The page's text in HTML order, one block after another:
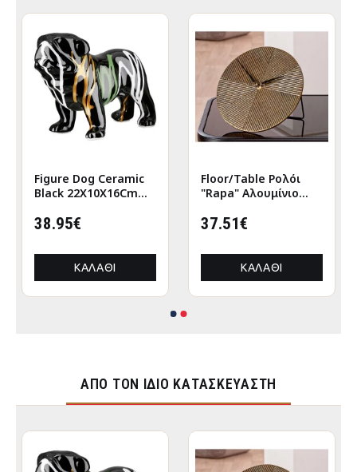
Figure Dog Ceramic
Black 22X10X16Cm
38.95€
ΚΑΛΆΘΙ
Floor/Table Ρολόι
"Rapa" Αλουμίνιο
155 cm D. 205 cm
37.51€
ΚΑΛΆΘΙ
ΑΠΌ ΤΟΝ ΊΔΙΟ ΚΑΤΑΣΚΕΥΑΣΤΉ